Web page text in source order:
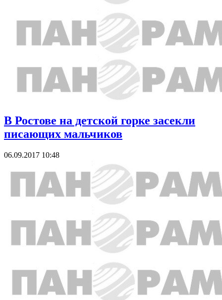
В Ростове на детской горке засекли
писающих мальчиков
06.09.2017 10:48